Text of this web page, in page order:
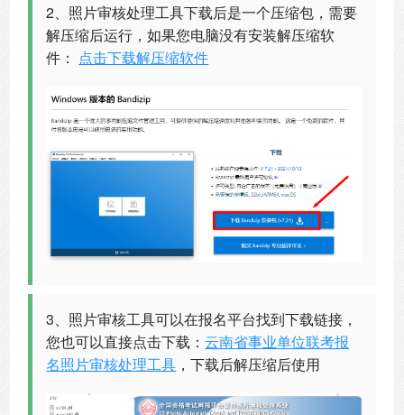
2、照片审核处理工具下载后是一个压缩包，需要
解压缩后运行，如果您电脑没有安装解压缩软
件： 点击下载解压缩软件
3、照片审核工具可以在报名平台找到下载链接，
您也可以直接点击下载：云南省事业单位联考报
名照片审核处理工具 ，下载后解压缩后使用